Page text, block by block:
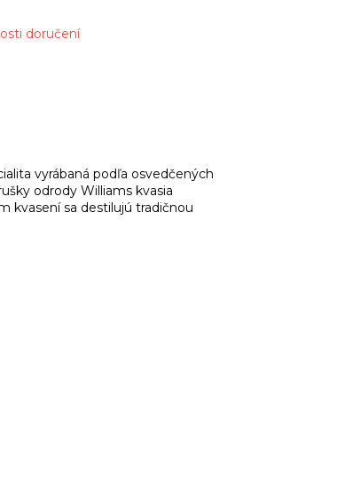
doručení
vyrábaná podľa osvedčených
odrody Williams kvasia
kvasení sa destilujú tradičnou